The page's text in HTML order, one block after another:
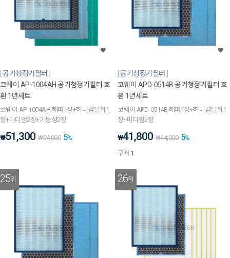
공기청정기필터
코웨이 AP-1004AH 공기청정기필터 호
환 1년세트
코웨이 AP-1004AH 헤파1장+허니컴탈취1
장+미디엄2장+기능성2장
₩51,300 ₩54,000 5%
공기청정기필터
코웨이 APD-0514B 공기청정기필터 호
환 1년세트
코웨이 APD-0514B 헤파1장+허니컴탈취1
장+미디엄2장
₩41,800 ₩44,000 5%
구매 1
25위 26위